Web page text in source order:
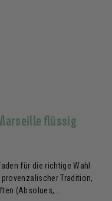
flüssig
für die richtige Wahl
Tradition,
(Absolues,...